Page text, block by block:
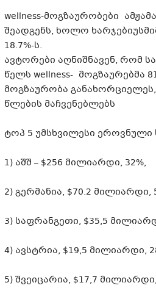
wellness-მოგზაურობები
შეადგენს, ხოლო ხარჯებიუს
18.7%-ს.
ავტორები აღნიშნავენ, რომ
წელს wellness- მოგზაურებმა
მოგზაურობა
წლების მაჩვენებლებს
ტოპ 5 უმსხვილესი ეროვნული
1) აშშ – $256 მილიარდი, 32%,
2) გერმანია, $70.2 მილიარდი,
3) საფრანგეთი, $35,5
4) ავსტრია, $19,5 მილიარდი,
5) შვეიცარია, $17,7